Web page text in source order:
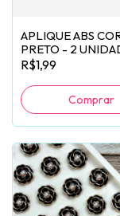
APLIQUE ABS
PRETO - 2
R$1,99